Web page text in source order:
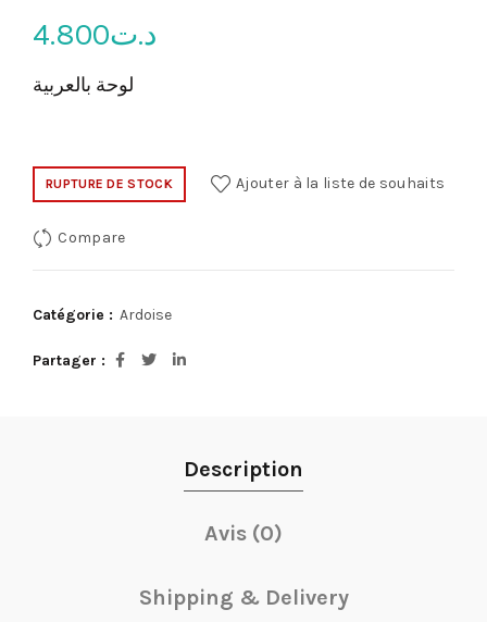
د.ت4.800
لوحة بالعربية
RUPTURE DE STOCK Ajouter à la liste de souhaits
Compare
Catégorie : Ardoise
Partager
Description
Avis (0)
Shipping & Delivery